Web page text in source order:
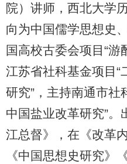
院）讲师，西北大学
向为中国儒学思想史
国高校古委会项目“游
江苏省社科基金项目“
研究”，主持南通市社
中国盐业改革研究”
江总督》，在《改革
《中国思想史研究》